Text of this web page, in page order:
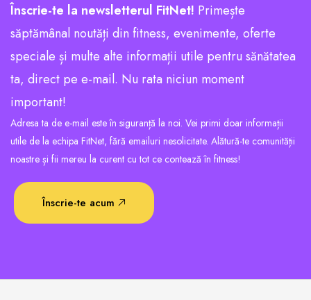
Înscrie-te la newsletterul FitNet! Primește
săptămânal noutăți din fitness, evenimente, oferte
speciale și multe alte informații utile pentru sănătatea
ta, direct pe e-mail. Nu rata niciun moment
important!
Adresa ta de e-mail este în siguranță la noi. Vei primi doar informații
utile de la echipa FitNet, fără emailuri nesolicitate. Alătură-te comunității
noastre și fii mereu la curent cu tot ce contează în fitness!
Înscrie-te acum